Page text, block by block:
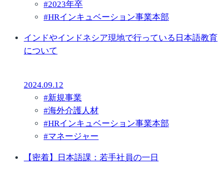
#2023年卒
#HRインキュベーション事業本部
インドやインドネシア現地で行っている日本語教育
について
2024.09.12
#新規事業
#海外介護人材
#HRインキュベーション事業本部
#マネージャー
【密着】日本語課：若手社員の一日